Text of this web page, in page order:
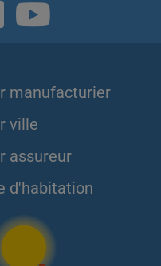
manufacturier
ville
assureur
d'habitation